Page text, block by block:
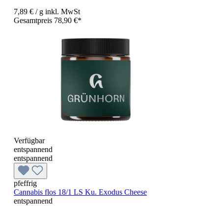
7,89 € / g inkl. MwSt
Gesamtpreis 78,90 €*
Verfügbar
entspannend
entspannend
pfeffrig
Cannabis flos 18/1 LS Ku. Exodus Cheese
entspannend